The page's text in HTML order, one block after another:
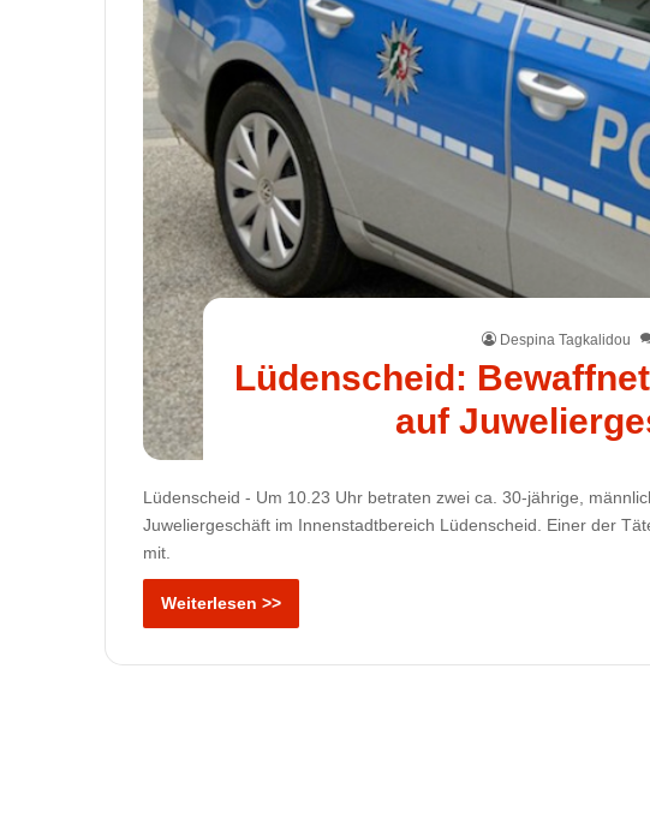
Despina Tagkalidou
Lüdenscheid:
auf
Lüdenscheid - Um 10.23 Uhr betraten zwei ca. 30-jährige,
Juweliergeschäft im Innenstadtbereich Lüdenscheid. Einer der
mit.
Weiterlesen >>